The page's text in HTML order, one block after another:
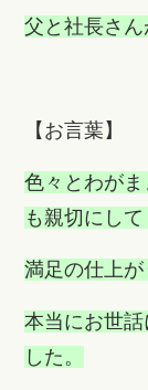
父と社長さん
【お言葉】
色々とわが
も親切にし
満足の仕上が
本当にお世
した。